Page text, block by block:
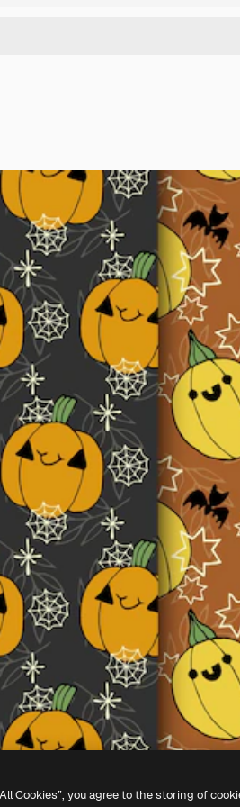
Cookies”, you agree to the storing of